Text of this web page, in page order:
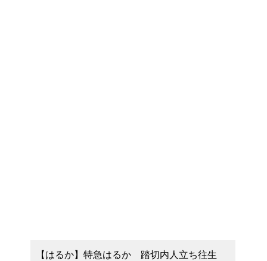
【はるか】特急はるか 踏切内人立ち往生